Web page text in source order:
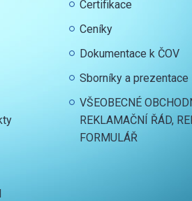
Certifikace
Ceníky
Dokumentace k ČOV
Sborníky a prezentace
VŠEOBECNÉ
REKLAMAČNÍ ŘÁD,
FORMULÁŘ